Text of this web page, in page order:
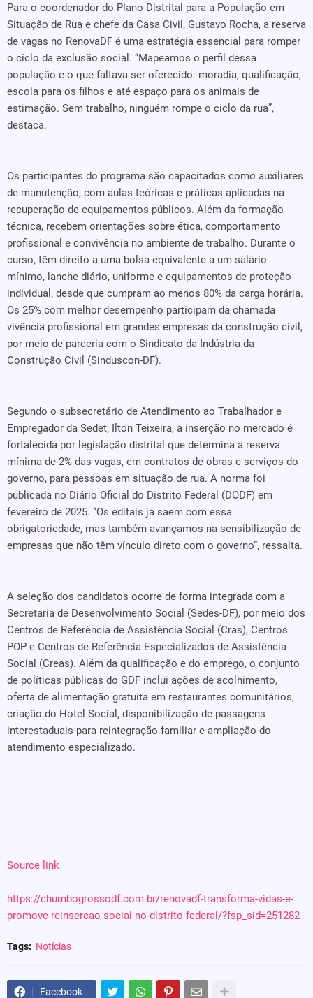
Para o coordenador do Plano Distrital para a População em
Situação de Rua e chefe da Casa Civil, Gustavo Rocha, a reserva
de vagas no RenovaDF é uma estratégia essencial para romper
o ciclo da exclusão social. “Mapeamos o perfil dessa
população e o que faltava ser oferecido: moradia, qualificação,
escola para os filhos e até espaço para os animais de
estimação. Sem trabalho, ninguém rompe o ciclo da rua”,
destaca.
Os participantes do programa são capacitados como auxiliares
de manutenção, com aulas teóricas e práticas aplicadas na
recuperação de equipamentos públicos. Além da formação
técnica, recebem orientações sobre ética, comportamento
profissional e convivência no ambiente de trabalho. Durante o
curso, têm direito a uma bolsa equivalente a um salário
mínimo, lanche diário, uniforme e equipamentos de proteção
individual, desde que cumpram ao menos 80% da carga horária.
Os 25% com melhor desempenho participam da chamada
vivência profissional em grandes empresas da construção civil,
por meio de parceria com o Sindicato da Indústria da
Construção Civil (Sinduscon-DF).
Segundo o subsecretário de Atendimento ao Trabalhador e
Empregador da Sedet, Ilton Teixeira, a inserção no mercado é
fortalecida por legislação distrital que determina a reserva
mínima de 2% das vagas, em contratos de obras e serviços do
governo, para pessoas em situação de rua. A norma foi
publicada no Diário Oficial do Distrito Federal (DODF) em
fevereiro de 2025. “Os editais já saem com essa
obrigatoriedade, mas também avançamos na sensibilização de
empresas que não têm vínculo direto com o governo”, ressalta.
A seleção dos candidatos ocorre de forma integrada com a
Secretaria de Desenvolvimento Social (Sedes-DF), por meio dos
Centros de Referência de Assistência Social (Cras), Centros
POP e Centros de Referência Especializados de Assistência
Social (Creas). Além da qualificação e do emprego, o conjunto
de políticas públicas do GDF inclui ações de acolhimento,
oferta de alimentação gratuita em restaurantes comunitários,
criação do Hotel Social, disponibilização de passagens
interestaduais para reintegração familiar e ampliação do
atendimento especializado.
Source link
https://chumbogrossodf.com.br/renovadf-transforma-vidas-e-
promove-reinsercao-social-no-distrito-federal/?fsp_sid=251282
Tags: Notícias
Facebook